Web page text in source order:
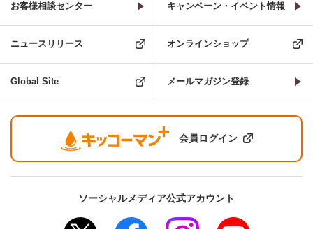
お客様相談センター キャンペーン・イベント情報
ニュースリリース オンラインショップ
Global Site メールマガジン登録
会員ログイン
ソーシャルメディア公式アカウント